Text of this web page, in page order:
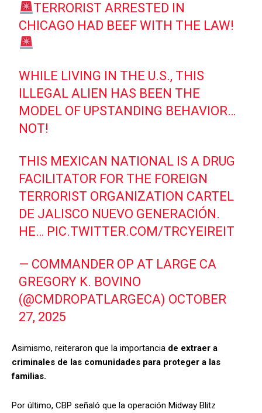
TERRORIST ARRESTED IN
CHICAGO HAD BEEF WITH THE LAW!
WHILE LIVING IN THE U.S., THIS
ILLEGAL ALIEN HAS BEEN THE
MODEL OF UPSTANDING BEHAVIOR…
NOT!
THIS MEXICAN NATIONAL IS A DRUG
FACILITATOR FOR THE FOREIGN
TERRORIST ORGANIZATION CARTEL
DE JALISCO NUEVO GENERACIÓN.
HE… PIC.TWITTER.COM/TRCYEIREIT
— COMMANDER OP AT LARGE CA
GREGORY K. BOVINO
(@CMDROPATLARGECA) OCTOBER
27, 2025
Asimismo, reiteraron que la importancia de extraer a
criminales de las comunidades para proteger a las
familias.
Por último, CBP señaló que la operación Midway Blitz